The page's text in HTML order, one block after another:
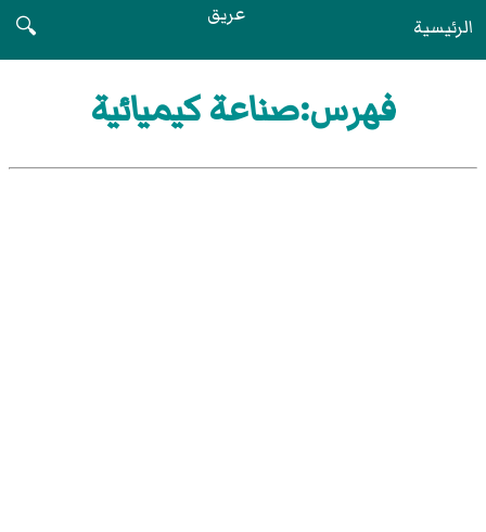
الرئيسية عريق
🔍
فهرس:صناعة كيميائية